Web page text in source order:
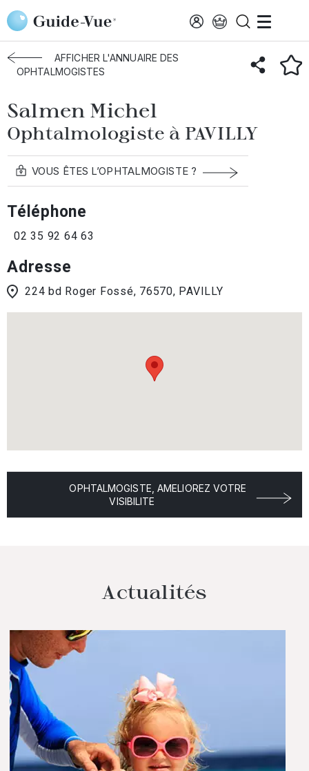
Aller au contenu principal
Accueil Annuaire des ophtalmologistes Pavilly Salmen Michel
AFFICHER L'ANNUAIRE DES
OPHTALMOGISTES
Salmen Michel
Ophtalmologiste à PAVILLY
VOUS ÊTES L’OPHTALMOGISTE ?
Téléphone
02 35 92 64 63
Adresse
224 bd Roger Fossé, 76570, PAVILLY
OPHTALMOGISTE, AMELIOREZ VOTRE
VISIBILITE
Actualités